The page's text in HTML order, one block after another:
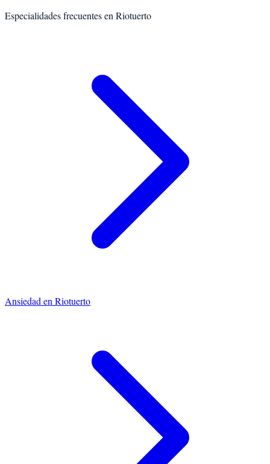
Especialidades frecuentes en Riotuerto
Ansiedad en Riotuerto